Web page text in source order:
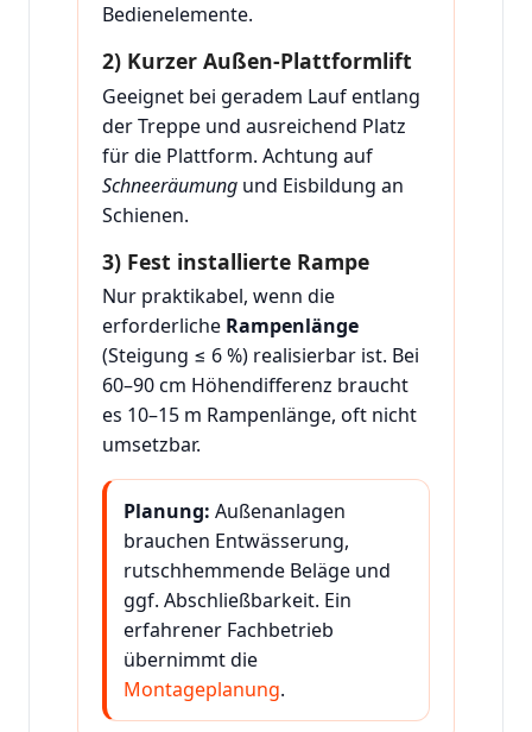
Bedienelemente.
2) Kurzer Außen-Plattformlift
Geeignet bei geradem Lauf entlang
der Treppe und ausreichend Platz
für die Plattform. Achtung auf
Schneeräumung und Eisbildung an
Schienen.
3) Fest installierte Rampe
Nur praktikabel, wenn die
erforderliche Rampenlänge
(Steigung ≤ 6 %) realisierbar ist. Bei
60–90 cm Höhendifferenz braucht
es 10–15 m Rampenlänge, oft nicht
umsetzbar.
Planung: Außenanlagen
brauchen Entwässerung,
rutschhemmende Beläge und
ggf. Abschließbarkeit. Ein
erfahrener Fachbetrieb
übernimmt die
Montageplanung.